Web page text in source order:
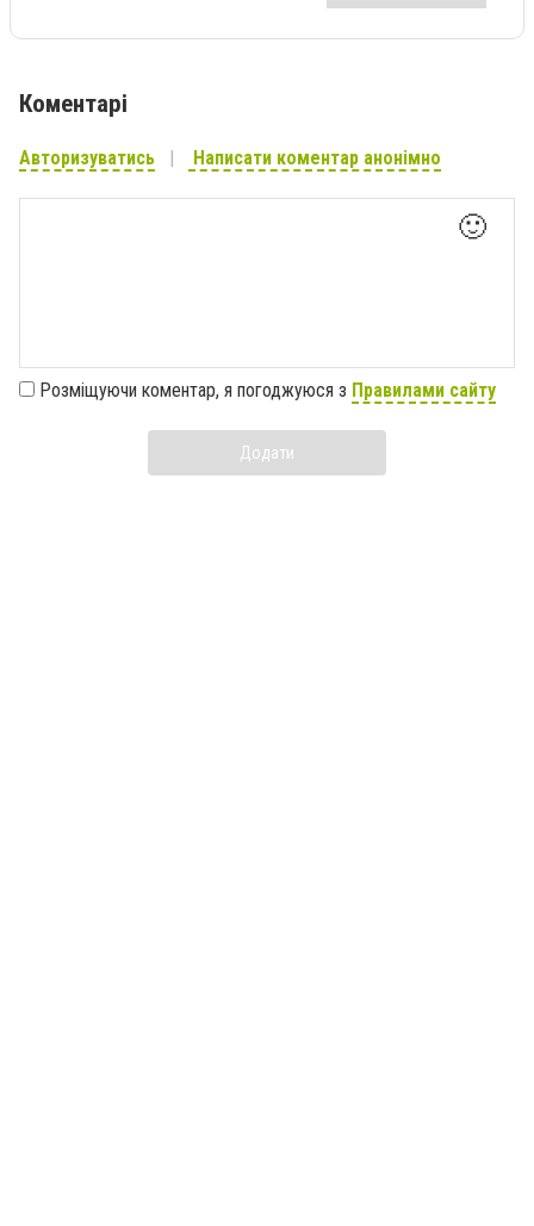
Коментарі
Авторизуватись Написати коментар анонімно
🙂
Розміщуючи коментар, я погоджуюся з Правилами сайту
Додати